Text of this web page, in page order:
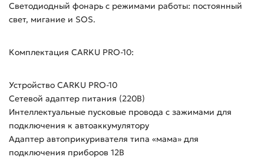
Светодиодный фонарь с режимами работы: постоянный
свет, мигание и SOS.
Комплектация CARKU PRO-10:
Устройство CARKU PRO-10
Сетевой адаптер питания (220В)
Интеллектуальные пусковые провода с зажимами для
подключения к автоаккумулятору
Адаптер автоприкуривателя типа «мама» для
подключения приборов 12В